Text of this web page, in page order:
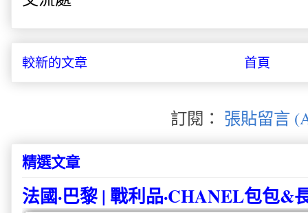
較新的文章 首頁
訂閱： 張貼留言
精選文章
法國·巴黎 | 戰利品·CHANEL包包&